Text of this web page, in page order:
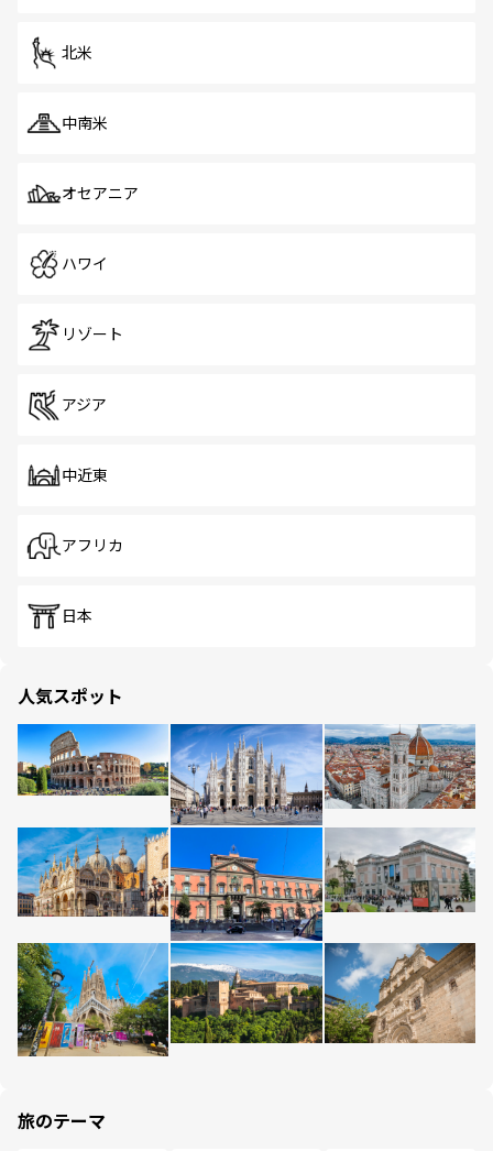
北米
中南米
オセアニア
ハワイ
リゾート
アジア
中近東
アフリカ
日本
人気スポット
旅のテーマ